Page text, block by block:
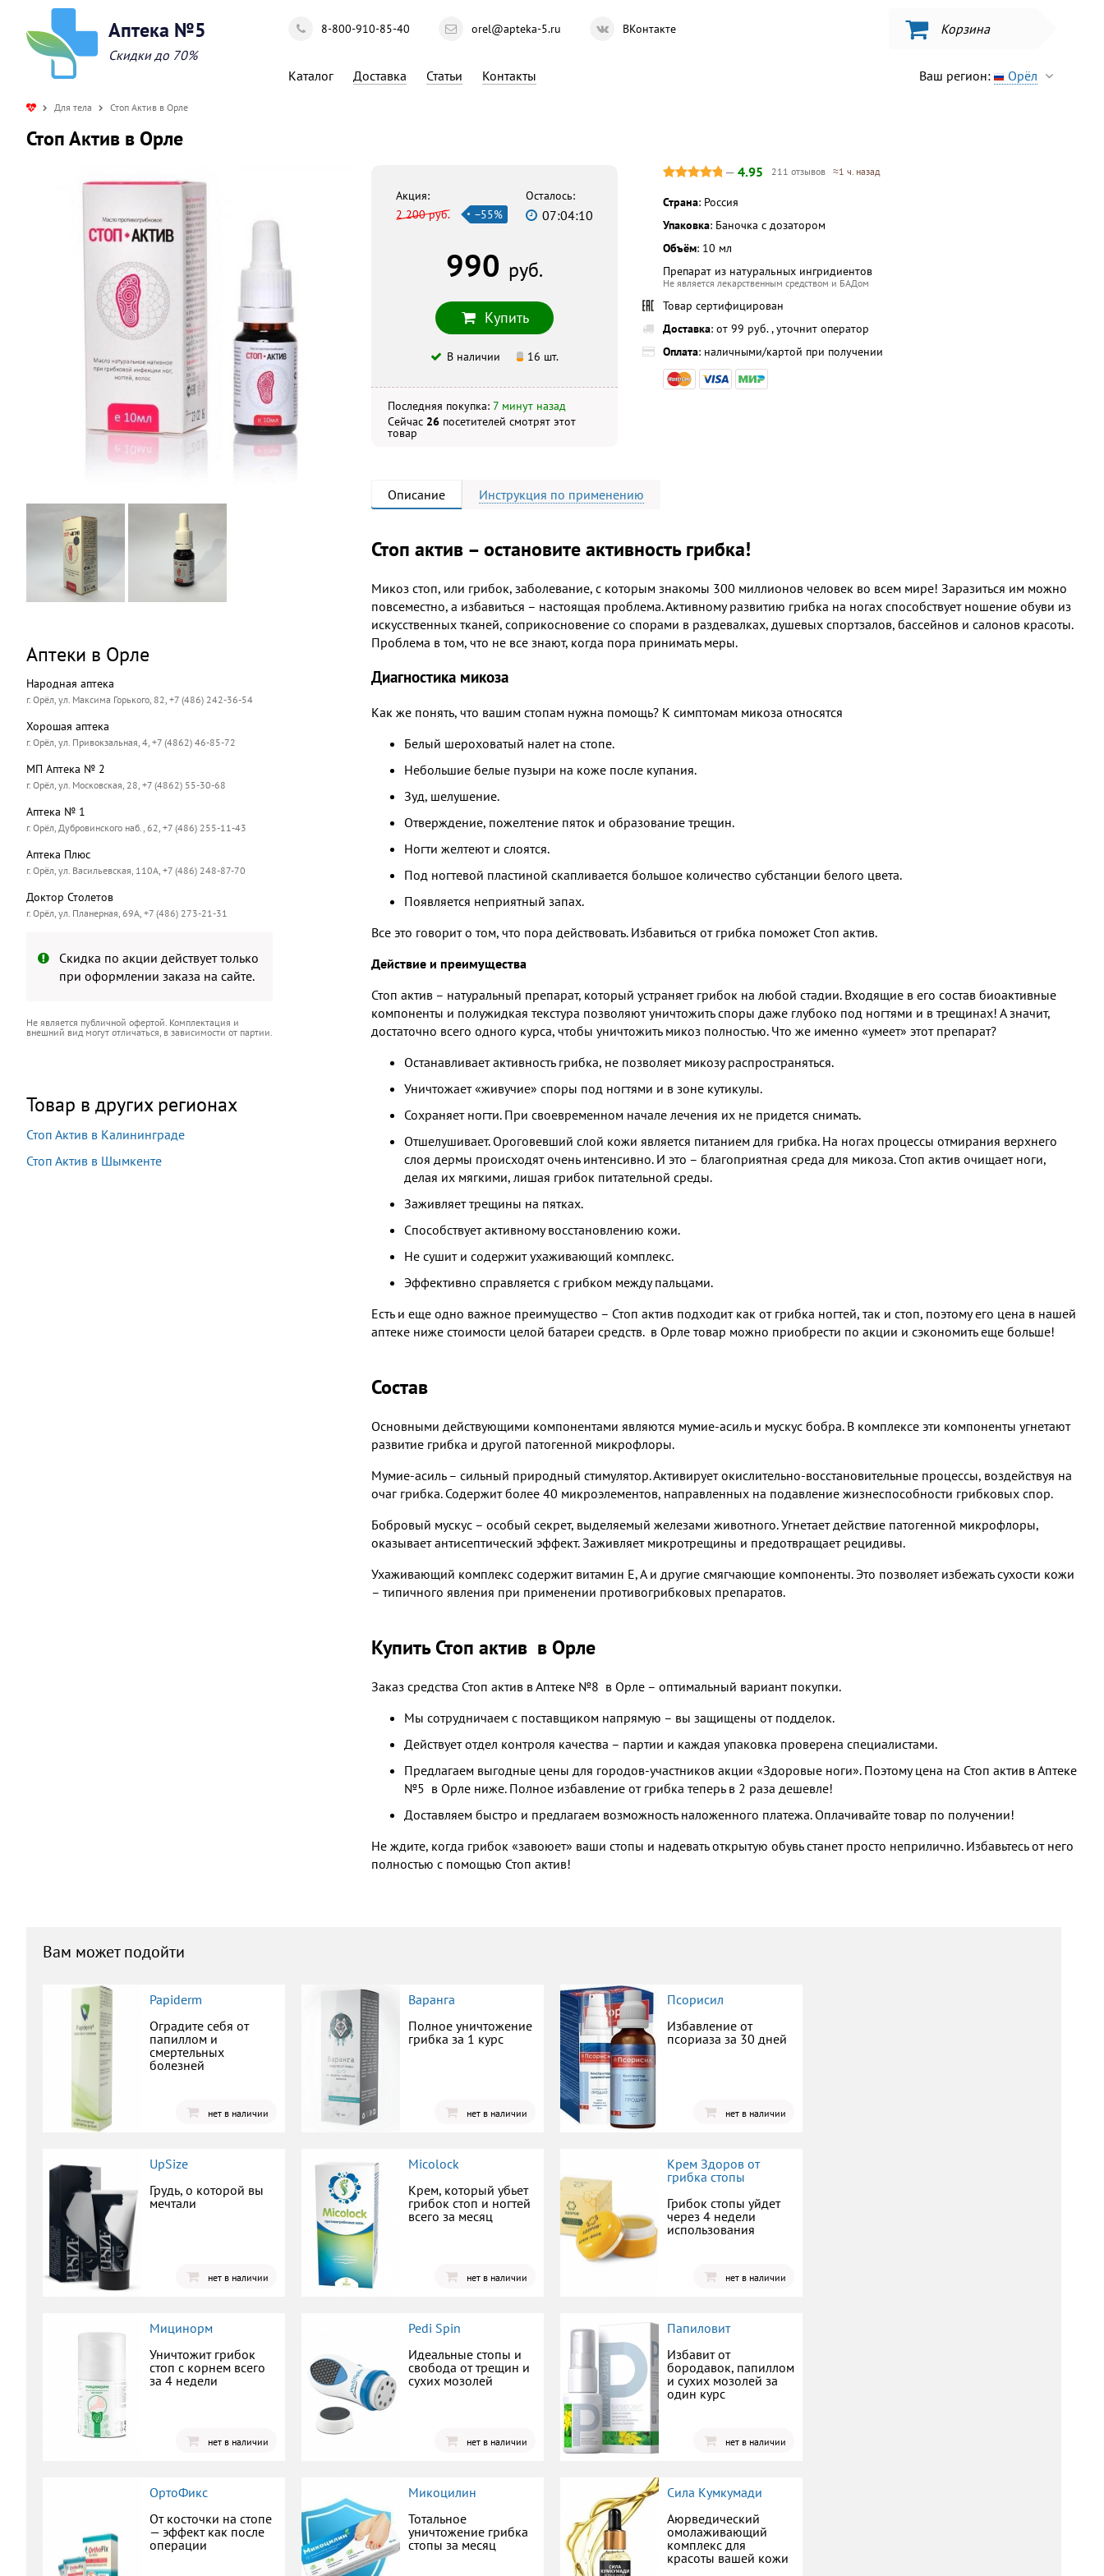
Аптека №5
Скидки до 70%
8-800-910-85-40 orel@apteka-5.ru ВКонтакте Корзина
Каталог Доставка Статьи Контакты Ваш регион: Орёл
Для тела Стоп Актив в Орле
Стоп Актив в Орле
Аптеки в Орле
Народная аптека
г. Орёл, ул. Максима Горького, 82, +7 (486) 242-36-54
Хорошая аптека
г. Орёл, ул. Привокзальная, 4, +7 (4862) 46-85-72
МП Аптека № 2
г. Орёл, ул. Московская, 28, +7 (4862) 55-30-68
Аптека № 1
г. Орёл, Дубровинского наб., 62, +7 (486) 255-11-43
Аптека Плюс
г. Орёл, ул. Васильевская, 110А, +7 (486) 248-87-70
Доктор Столетов
г. Орёл, ул. Планерная, 69А, +7 (486) 273-21-31
Скидка по акции действует только
при оформлении заказа на сайте.
Не является публичной офертой. Комплектация и
внешний вид могут отличаться, в зависимости от партии.
Товар в других регионах
Стоп Актив в Калининграде
Стоп Актив в Шымкенте
Акция:
2 200 руб.
−55%
Осталось:
07:04:09
990 руб.
Купить
В наличии 16 шт.
Последняя покупка: 7 минут назад
Сейчас 26 посетителей смотрят этот
товар
— 4.95 211 отзывов ≈1 ч. назад
Страна: Россия
Упаковка: Баночка с дозатором
Объём: 10 мл
Препарат из натуральных ингридиентов
Не является лекарственным средством и БАДом
Товар сертифицирован
Доставка: от 99 руб. , уточнит оператор
Оплата: наличными/картой при получении
Описание Инструкция по применению
Стоп актив – остановите активность грибка!
Микоз стоп, или грибок, заболевание, с которым знакомы 300 миллионов человек во всем мире! Заразиться им можно
повсеместно, а избавиться – настоящая проблема. Активному развитию грибка на ногах способствует ношение обуви из
искусственных тканей, соприкосновение со спорами в раздевалках, душевых спортзалов, бассейнов и салонов красоты.
Проблема в том, что не все знают, когда пора принимать меры.
Диагностика микоза
Как же понять, что вашим стопам нужна помощь? К симптомам микоза относятся
Белый шероховатый налет на стопе.
Небольшие белые пузыри на коже после купания.
Зуд, шелушение.
Отверждение, пожелтение пяток и образование трещин.
Ногти желтеют и слоятся.
Под ногтевой пластиной скапливается большое количество субстанции белого цвета.
Появляется неприятный запах.
Все это говорит о том, что пора действовать. Избавиться от грибка поможет Стоп актив.
Действие и преимущества
Стоп актив – натуральный препарат, который устраняет грибок на любой стадии. Входящие в его состав биоактивные
компоненты и полужидкая текстура позволяют уничтожить споры даже глубоко под ногтями и в трещинах! А значит,
достаточно всего одного курса, чтобы уничтожить микоз полностью. Что же именно «умеет» этот препарат?
Останавливает активность грибка, не позволяет микозу распространяться.
Уничтожает «живучие» споры под ногтями и в зоне кутикулы.
Сохраняет ногти. При своевременном начале лечения их не придется снимать.
Отшелушивает. Ороговевший слой кожи является питанием для грибка. На ногах процессы отмирания верхнего
слоя дермы происходят очень интенсивно. И это – благоприятная среда для микоза. Стоп актив очищает ноги,
делая их мягкими, лишая грибок питательной среды.
Заживляет трещины на пятках.
Способствует активному восстановлению кожи.
Не сушит и содержит ухаживающий комплекс.
Эффективно справляется с грибком между пальцами.
Есть и еще одно важное преимущество – Стоп актив подходит как от грибка ногтей, так и стоп, поэтому его цена в нашей
аптеке ниже стоимости целой батареи средств. в Орле товар можно приобрести по акции и сэкономить еще больше!
Состав
Основными действующими компонентами являются мумие-асиль и мускус бобра. В комплексе эти компоненты угнетают
развитие грибка и другой патогенной микрофлоры.
Мумие-асиль – сильный природный стимулятор. Активирует окислительно-восстановительные процессы, воздействуя на
очаг грибка. Содержит более 40 микроэлементов, направленных на подавление жизнеспособности грибковых спор.
Бобровый мускус – особый секрет, выделяемый железами животного. Угнетает действие патогенной микрофлоры,
оказывает антисептический эффект. Заживляет микротрещины и предотвращает рецидивы.
Ухаживающий комплекс содержит витамин Е, А и другие смягчающие компоненты. Это позволяет избежать сухости кожи
– типичного явления при применении противогрибковых препаратов.
Купить Стоп актив в Орле
Заказ средства Стоп актив в Аптеке №8 в Орле – оптимальный вариант покупки.
Мы сотрудничаем с поставщиком напрямую – вы защищены от подделок.
Действует отдел контроля качества – партии и каждая упаковка проверена специалистами.
Предлагаем выгодные цены для городов-участников акции «Здоровые ноги». Поэтому цена на Стоп актив в Аптеке
№5 в Орле ниже. Полное избавление от грибка теперь в 2 раза дешевле!
Доставляем быстро и предлагаем возможность наложенного платежа. Оплачивайте товар по получении!
Не ждите, когда грибок «завоюет» ваши стопы и надевать открытую обувь станет просто неприлично. Избавьтесь от него
полностью с помощью Стоп актив!
Вам может подойти
Papiderm
Оградите себя от
папиллом и
смертельных
болезней
нет в наличии
Варанга
Полное уничтожение
грибка за 1 курс
нет в наличии
Псорисил
Избавление от
псориаза за 30 дней
нет в наличии
UpSize
Грудь, о которой вы
мечтали
нет в наличии
Micolock
Крем, который убьет
грибок стоп и ногтей
всего за месяц
нет в наличии
Крем Здоров от
грибка стопы
Грибок стопы уйдет
через 4 недели
использования
нет в наличии
Мицинорм
Уничтожит грибок
стоп с корнем всего
за 4 недели
нет в наличии
Pedi Spin
Идеальные стопы и
свобода от трещин и
сухих мозолей
нет в наличии
Папиловит
Избавит от
бородавок, папиллом
и сухих мозолей за
один курс
нет в наличии
ОртоФикс
От косточки на стопе
— эффект как после
операции
Микоцилин
Тотальное
уничтожение грибка
стопы за месяц
Сила Кумкумади
Аюрведический
омолаживающий
комплекс для
красоты вашей кожи